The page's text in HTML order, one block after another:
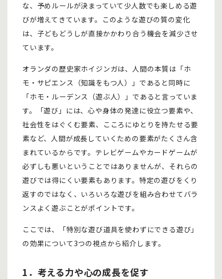
な、予めルールが決まっていて少人数でも楽しめる遊
びが増えてきています。このような遊びの質の変化
は、子どもどうしが直接かかわり合う機会を減少させ
ています。
オランダの歴史家ホイジンガは、人間の本質は「ホ
モ・サピエンス（知識をもつ人）」であると同時に
「ホモ・ルーデンス（遊ぶ人）」であると言っていま
す。「遊び」には、心や身体の発達に役立つ要素や、
社会性をはぐくむ要素、こころにゆとりを持たせる要
素など、人間が成長していくための要素がたくさん含
まれているからです。テレビゲームやカードゲームが
必ずしも悪いということではありませんが、それらの
遊びでは得にくい要素もあります。特定の遊びをくり
返すのではなく、いろいろな遊びを組み合わせてバラ
ンスよく遊ぶことがポイントです。
ここでは、「特別な遊び道具を使わずにできる遊び」
の効果について3つの視点から紹介します。
1．考える力や心の成長を促す